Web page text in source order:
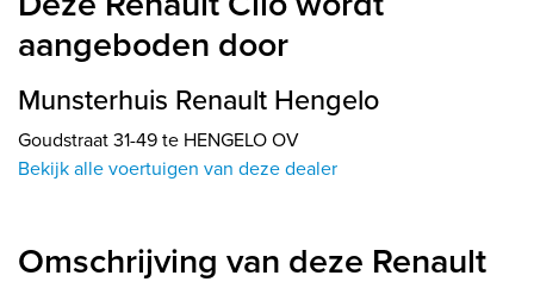
aangeboden door
Munsterhuis Renault Hengelo
Goudstraat 31-49 te HENGELO OV
Bekijk alle voertuigen van deze dealer
Omschrijving van deze Renault